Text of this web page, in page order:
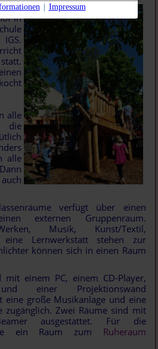
die
in
alle
die
alle
verfügt über einen
externen Gruppenraum.
Musik, Kunst/Textil,
eine Lernwerkstatt stehen zur
können sich in einen Raum
mit einem PC, einem CD-Player,
und einer Projektionswand
eine große Musikanlage und eine
zugänglich. Zwei Räume sind mit
ausgestattet. Für die
ein Raum zum Ruheraum
Impressum